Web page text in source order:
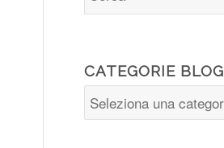
CATEGORIE BLOG